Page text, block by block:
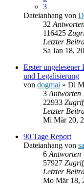
3
Dateianhang von
32
116425
Letzter
Sa Jan 18,
Erster ungelesener
und Legalisierung
von dogmai » Di
3 Antworten
22933
Letzter
Mi Mär 20,
90 Tage Report
Dateianhang von
6 Antworten
57927
Letzter
Mo Mär 18,